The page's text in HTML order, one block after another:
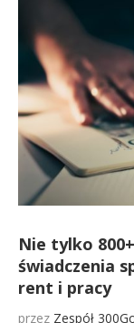
Nie tylko
świadczenia
rent i pracy
przez Zespół